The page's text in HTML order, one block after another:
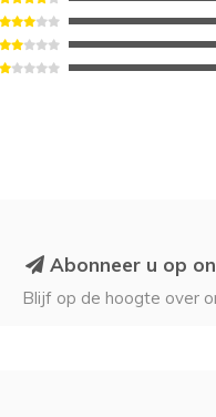
Abonneer u op
Blijf op de hoogte over